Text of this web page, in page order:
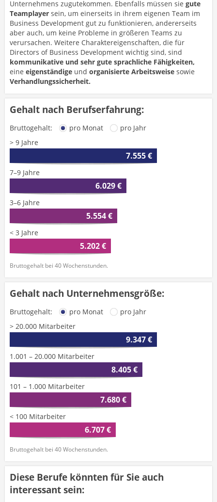
Unternehmens zugutekommen. Ebenfalls müssen sie gute
Teamplayer sein, um einerseits in ihrem eigenen Team im
Business Development gut zu funktionieren, andererseits
aber auch, um keine Probleme in größeren Teams zu
verursachen. Weitere Charaktereigenschaften, die für
Directors of Business Development wichtig sind, sind
kommunikative und sehr gute sprachliche Fähigkeiten,
eine eigenständige und organisierte Arbeitsweise sowie
Verhandlungssicherheit.
Gehalt nach Berufserfahrung:
Bruttogehalt: pro Monat
pro Jahr
> 9 Jahre
7.555 €
7–9 Jahre
6.029 €
3–6 Jahre
5.554 €
< 3 Jahre
5.202 €
Bruttogehalt bei 40 Wochenstunden.
Gehalt nach Unternehmensgröße:
Bruttogehalt: pro Monat
pro Jahr
> 20.000 Mitarbeiter
9.347 €
1.001 – 20.000 Mitarbeiter
8.405 €
101 – 1.000 Mitarbeiter
7.680 €
< 100 Mitarbeiter
6.707 €
Bruttogehalt bei 40 Wochenstunden.
Diese Berufe könnten für Sie auch
interessant sein: